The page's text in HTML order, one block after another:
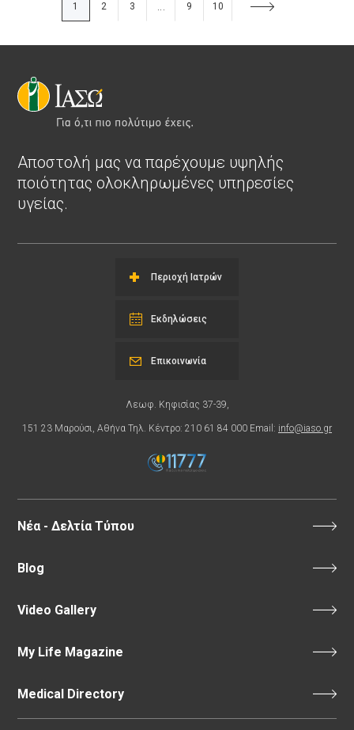
1 2 3 ... 9 10
Αποστολή μας να παρέχουμε υψηλής
ποιότητας ολοκληρωμένες υπηρεσίες
υγείας.
Περιοχή Ιατρών
Εκδηλώσεις
Λεωφ. Κηφισίας 37-39,
151 23 Μαρούσι, Αθήνα Τηλ. Κέντρο: 210 61 84 000 Email: info@iaso.gr
Επικοινωνία
Νέα - Δελτία Τύπου
Blog
Video Gallery
My Life Magazine
Medical Directory